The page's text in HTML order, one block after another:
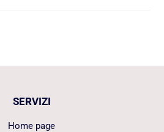
SERVIZI
Home page